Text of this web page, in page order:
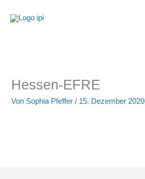
Inhalt
Hessen-EFRE
Von Sophia Pfeffer/ 15. Dezember 2020